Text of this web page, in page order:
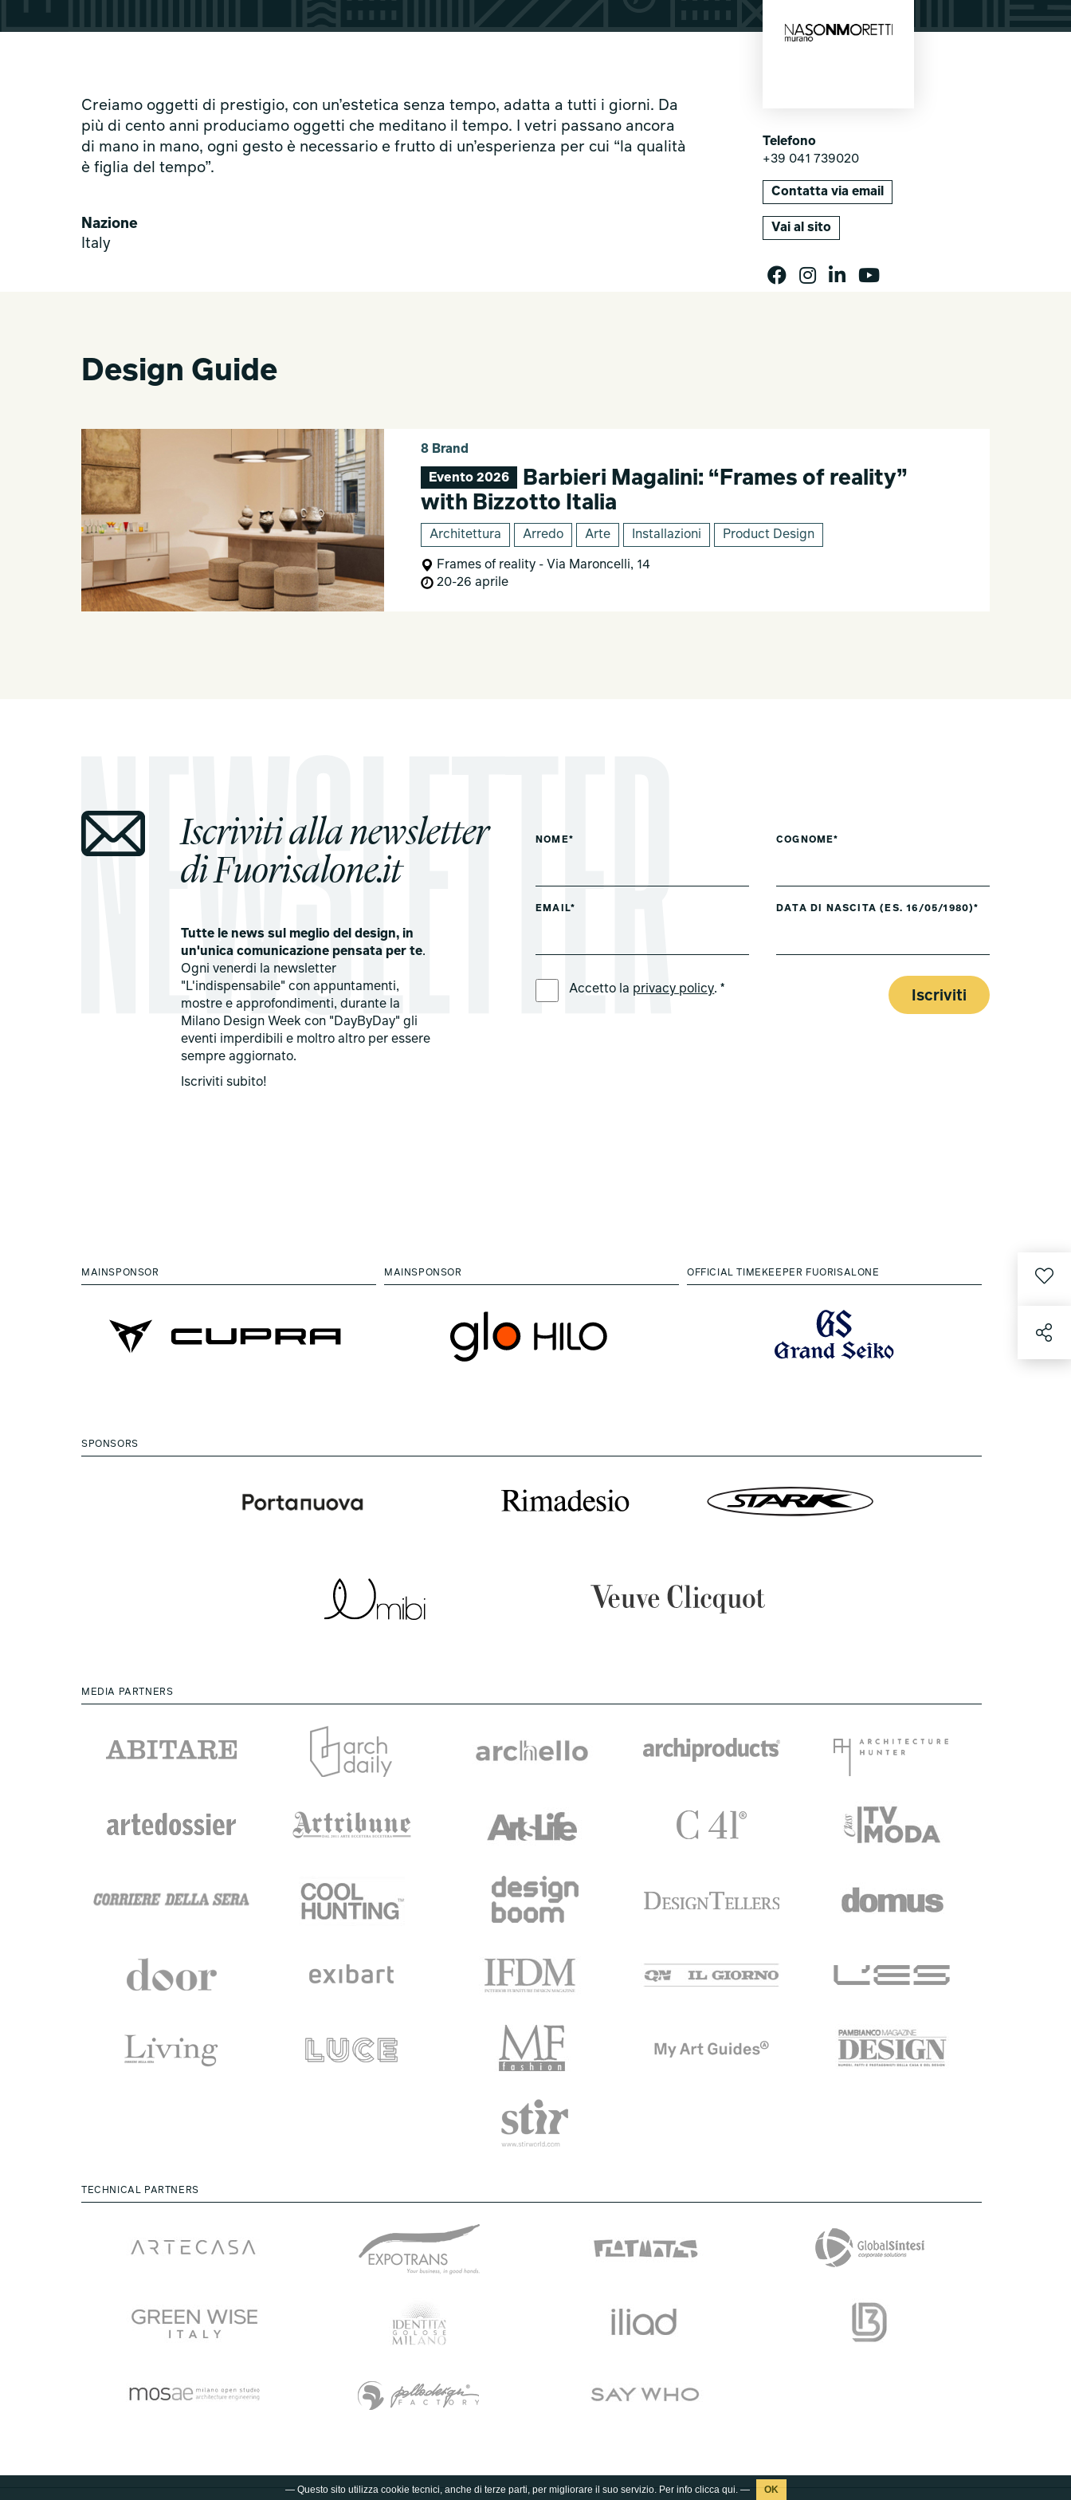
— Questo sito utilizza cookie tecnici, anche di terze parti, per migliorare il suo servizio. Per info clicca qui. —
Creiamo oggetti di prestigio, con un’estetica senza tempo, adatta a tutti i giorni. Da
più di cento anni produciamo oggetti che meditano il tempo. I vetri passano ancora
di mano in mano, ogni gesto è necessario e frutto di un’esperienza per cui “la qualità
è figlia del tempo”.
Nazione
Italy
Telefono
+39 041 739020
Contatta via email
Vai al sito
Design Guide
8 Brand
Evento 2026
Barbieri Magalini: “Frames of reality”
with Bizzotto Italia
Architettura Arredo Arte Installazioni Product Design
Frames of reality - Via Maroncelli, 14
20-26 aprile
Iscriviti alla newsletter
di Fuorisalone.it
Tutte le news sul meglio del design, in
un'unica comunicazione pensata per te.
Ogni venerdi la newsletter
"L'indispensabile" con appuntamenti,
mostre e approfondimenti, durante la
Milano Design Week con "DayByDay" gli
eventi imperdibili e moltro altro per essere
sempre aggiornato.
Iscriviti subito!
NOME* COGNOME*
EMAIL* DATA DI NASCITA (ES. 16/05/1980)*
Accetto la privacy policy. * Iscriviti
MAINSPONSOR MAINSPONSOR OFFICIAL TIMEKEEPER FUORISALONE
SPONSORS
MEDIA PARTNERS
TECHNICAL PARTNERS